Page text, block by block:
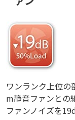
ワンランク上位
m静音ファンとの
ファンノイズを